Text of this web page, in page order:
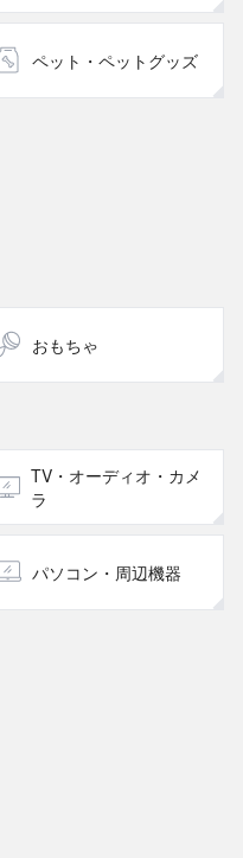
ペット・ペットグッズ
おもちゃ
TV・オーディオ・カメ
ラ
パソコン・周辺機器